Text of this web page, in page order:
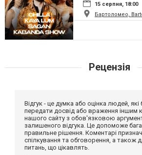
15 серпня, 18:00
Бартоломео,
Рецензія
Відгук - це думка або оцінка людей,
передати досвід або враження іншим
нашого сайту з обов'язковою
залишеного відгука. Це допоможе
правильне рішення. Коментарі
спілкування та обговорення, а також
питань, що цікавлять.